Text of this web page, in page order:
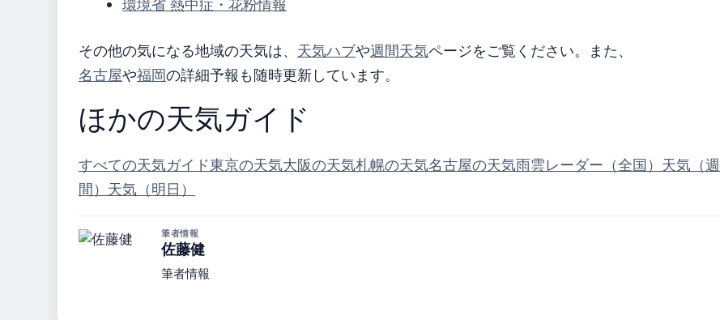
環境省 熱中症・花粉情報
その他の気になる地域の天気は、 天気ハブや週間天気ページをご覧ください。また、
名古屋や福岡の詳細予報も随時更新しています。
ほかの天気ガイド
すべての天気ガイド東京の天気大阪の天気札幌の天気名古屋の天気雨雲レーダー（全国） 天気（週
間） 天気（明日）
筆者情報
佐藤健
筆者情報